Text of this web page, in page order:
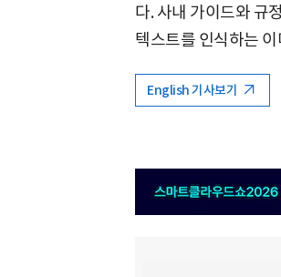
다. 사내 가이드와 규
텍스트를 인식하는
English 기사보기